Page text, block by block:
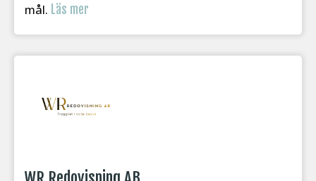
mål. Läs mer